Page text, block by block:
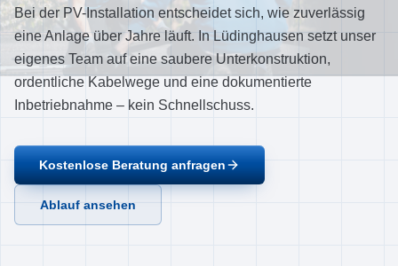
Ablauf
Über uns
Einzugsgebiet
FAQ
Empfehlungen
Kontakt
Bei der PV-Installation entscheidet sich, wie zuverlässig
eine Anlage über Jahre läuft. In Lüdinghausen setzt unser
eigenes Team auf eine saubere Unterkonstruktion,
ordentliche Kabelwege und eine dokumentierte
Inbetriebnahme – kein Schnellschuss.
Kostenlose Beratung anfragen
Ablauf ansehen